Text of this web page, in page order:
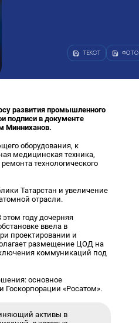
ТЕКСТ ФОТО
развития промышленного
подписи в документе
Минниханов.
оборудования, к
медицинская техника,
технологического
Татарстан и увеличение
отрасли.
году дочерняя
ввела в
проектировании и
размещение ЦОД на
коммуникаций под
основное
Госкорпорации «Росатом».
активы в